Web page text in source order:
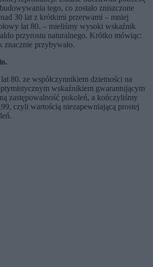
tego, co zostało zniszczone
30 lat z krótkimi przerwami – mniej
lat 80. – mieliśmy wysoki wskaźnik
przyrostu naturalnego. Krótko mówiąc:
znacznie przybywało.
80. ze współczynnikiem dzietności na
wskaźnikiem gwarantującym
zastępowalność pokoleń, a kończyliśmy
czyli wartością niezapewniającą prostej